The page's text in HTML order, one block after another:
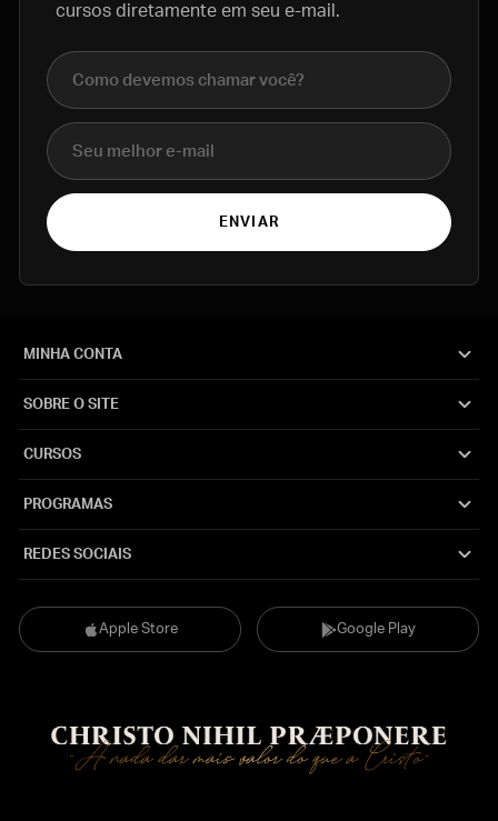
cursos diretamente em seu e-mail.
Nome completo
E-mail
ENVIAR
Apple Store Google Play
MINHA CONTA
SOBRE O SITE
CURSOS
PROGRAMAS
REDES SOCIAIS